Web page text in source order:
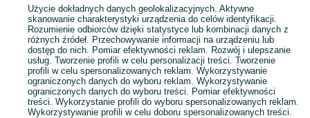
Użycie dokładnych danych geolokalizacyjnych. Aktywne
skanowanie charakterystyki urządzenia do celów identyfikacji.
Rozumienie odbiorców dzięki statystyce lub kombinacji danych z
różnych źródeł. Przechowywanie informacji na urządzeniu lub
dostęp do nich. Pomiar efektywności reklam. Rozwój i ulepszanie
usług. Tworzenie profili w celu personalizacji treści. Tworzenie
profili w celu spersonalizowanych reklam. Wykorzystywanie
ograniczonych danych do wyboru reklam. Wykorzystywanie
ograniczonych danych do wyboru treści. Pomiar efektywności
treści. Wykorzystanie profili do wyboru spersonalizowanych reklam.
Wykorzystywanie profili w celu doboru spersonalizowanych treści.